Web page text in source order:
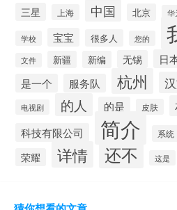
三星 上海 中国 北京 华
学校 宝宝 很多人 您的
文件 新疆 新编 无锡 日
是一个 服务队 杭州
电视剧 的人 的是 皮肤
科技有限公司 简介 系统
荣耀 详情 还不 这是